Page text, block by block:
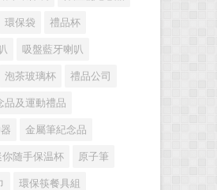
環保袋 禮品杯
吸盤藍牙喇叭
泡茶玻璃杯 禮品公司
品及運動禮品
金屬筆紀念品
你随手保温杯 原子筆
環保筷餐具組